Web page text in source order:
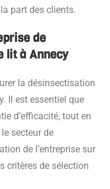
part des clients.
de
lit à Annecy
la désinsectisation
Il est essentiel que
d’efficacité, tout en
secteur de
de l’entreprise sur
critères de sélection